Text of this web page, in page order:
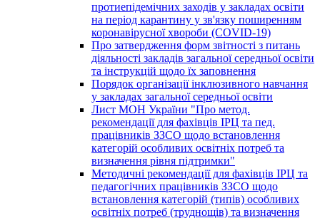
протиепідемічних заходів у закладах освіти
на період карантину у зв'язку поширенням
коронавірусної хвороби (COVID-19)
Про затвердження форм звітності з питань
діяльності закладів загальної середньої освіти
та інструкцій щодо їх заповнення
Порядок організації інклюзивного навчання
у закладах загальної середньої освіти
Лист МОН України "Про метод.
рекомендації для фахівців ІРЦ та пед.
працівників ЗЗСО щодо встановлення
категорій особливих освітніх потреб та
визначення рівня підтримки"
Методичні рекомендації для фахівців ІРЦ та
педагогічних працівників ЗЗСО щодо
встановлення категорій (типів) особливих
освітніх потреб (труднощів) та визначення